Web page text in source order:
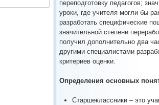
переподготовку педагогов;
уроки, где учителя могли бы
разработать специфические
значительной степени
получил дополнительно два
другими специалистами
критериев оценки.
Определения основных
Старшеклассники – это